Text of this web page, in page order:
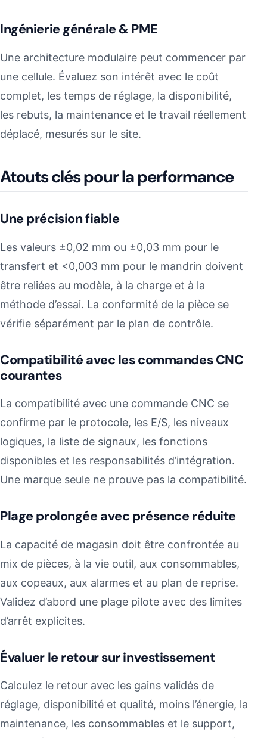
Ingénierie générale & PME
Une architecture modulaire peut commencer par
une cellule. Évaluez son intérêt avec le coût
complet, les temps de réglage, la disponibilité,
les rebuts, la maintenance et le travail réellement
déplacé, mesurés sur le site.
Atouts clés pour la performance
Une précision fiable
Les valeurs ±0,02 mm ou ±0,03 mm pour le
transfert et <0,003 mm pour le mandrin doivent
être reliées au modèle, à la charge et à la
méthode d’essai. La conformité de la pièce se
vérifie séparément par le plan de contrôle.
Compatibilité avec les commandes CNC
courantes
La compatibilité avec une commande CNC se
confirme par le protocole, les E/S, les niveaux
logiques, la liste de signaux, les fonctions
disponibles et les responsabilités d’intégration.
Une marque seule ne prouve pas la compatibilité.
Plage prolongée avec présence réduite
La capacité de magasin doit être confrontée au
mix de pièces, à la vie outil, aux consommables,
aux copeaux, aux alarmes et au plan de reprise.
Validez d’abord une plage pilote avec des limites
d’arrêt explicites.
Évaluer le retour sur investissement
Calculez le retour avec les gains validés de
réglage, disponibilité et qualité, moins l’énergie, la
maintenance, les consommables et le support,